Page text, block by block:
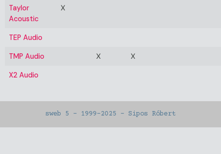
Taylor
Acoustic
X
TEP Audio
TMP Audio X X
X2 Audio
sweb 5 – 1999-2025 – Sipos Róbert